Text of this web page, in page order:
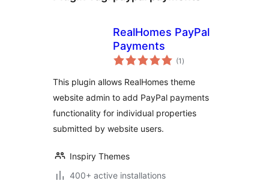
RealHomes PayPal
Payments
(1 total
ratings
)
This plugin allows RealHomes theme
website admin to add PayPal payments
functionality for individual properties
submitted by website users.
Inspiry Themes
400+ active installations